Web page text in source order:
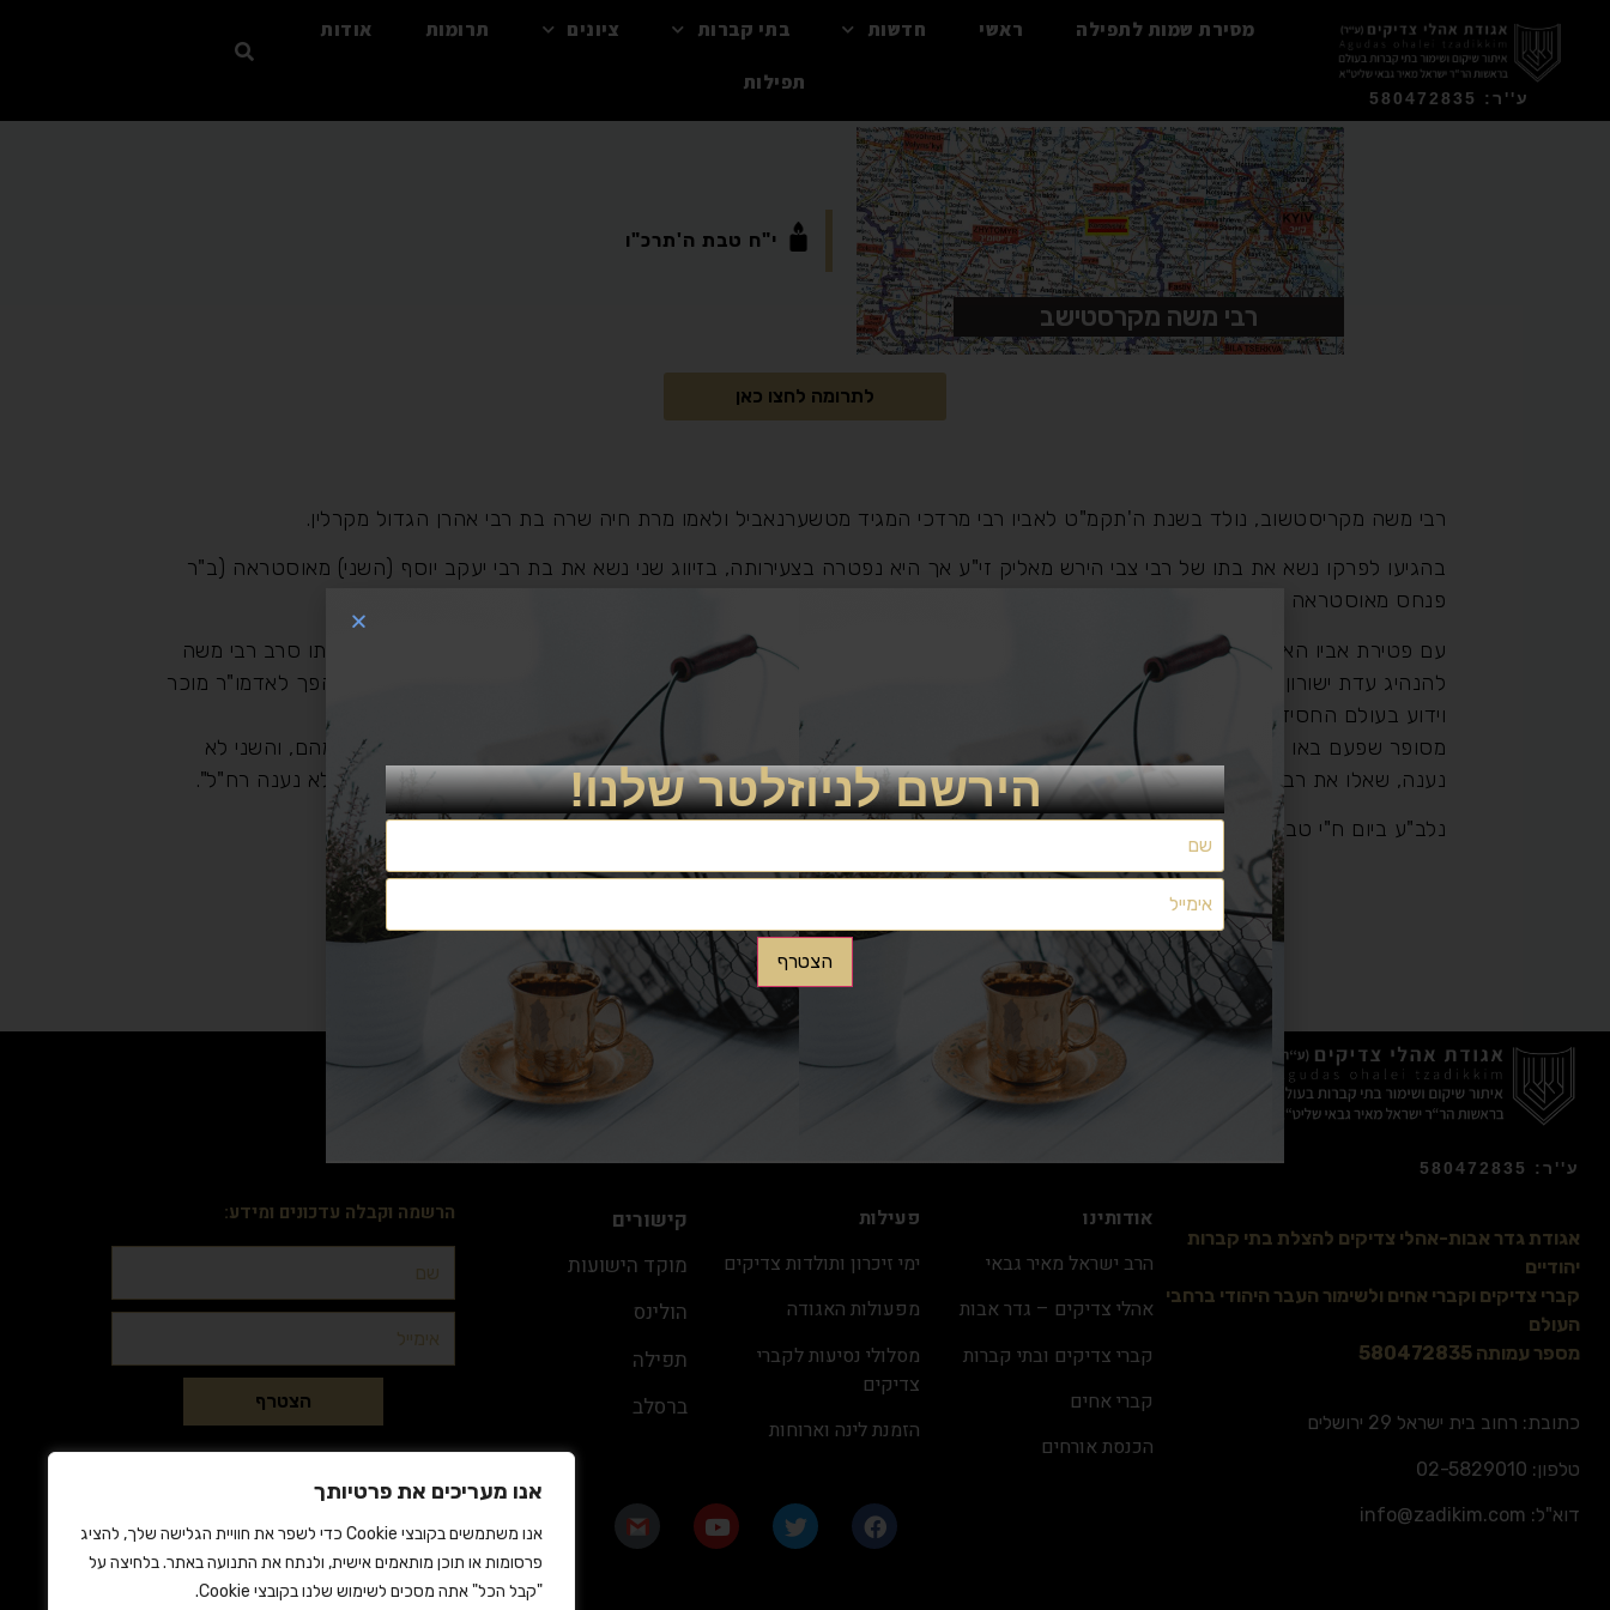
אנו מעריכים את פרטיותך
אנו משתמשים בקובצי Cookie כדי לשפר את חוויית הגלישה שלך, להציג
פרסומות או תוכן מותאמים אישית, ולנתח את התנועה באתר. בלחיצה על
"קבל הכל" אתה מסכים לשימוש שלנו בקובצי Cookie.
ע''ר: 580472835
מסירת שמות לתפילה ראשי חדשות בתי קברות ציונים תרומות אודות
תפילות
רבי משה מקרסטישב
י"ח טבת ה'תרכ"ו
לתרומה לחצו כאן
רבי משה מקריסטשוב, נולד בשנת ה'תקמ"ט לאביו רבי מרדכי המגיד מטשערנאביל ולאמו מרת חיה שרה בת רבי אהרן הגדול מקרלין.
בהגיעו לפרקו נשא את בתו של רבי צבי הירש מאליק זי"ע אך היא נפטרה בצעירותה, בזיווג שני נשא את בת רבי יעקב יוסף (השני) מאוסטראה (ב"ר
פנחס מאוסטראה ב"ר ייב"י מאוסטראה זי"ע).
עם פטירת אביו האדמו"ר רבי מרדכי המגיד מטשערנאביל, ביקשו החסידים להושיבו על כס אביו ולמנותו לאדמו"ר, אך מרוב ענוותנותו סרב רבי משה
להנהיג עדת ישורון ולשמש באדמורו"ת. אמנם כעבור איזה שנים עת עבר לעיר קרסטישוב החלו המון העם צובאים על פתחו, ומאז הפך לאדמו"ר מוכר
וידוע בעולם החסידות.
מסופר שפעם באו שני חסידים והזכירו לפניו את בקשותיהם, רבנו ברך את שניהם שיתמלאו בקשותיהם לטובה, לבסוף נענה אחד מהם, והשני לא
נענה, שאלו את רבנו לפשר הדבר נענה רבנו והסביר: "זה הראשון ענה אמן אחר ברכתי לכן הוא נענה, לא כן השני שלא ענה אמן לא נענה רח"ל".
נלב"ע ביום ח"י טבת תרכ"ו
ע''ר: 580472835
אגודת גדר אבות-אהלי צדיקים להצלת בתי קברות
יהודיים
קברי צדיקים וקברי אחים ולשימור העבר היהודי ברחבי
העולם
מספר עמותה 580472835
כתובת: רחוב בית ישראל 29 ירושלים
טלפון: 02-5829010
דוא"ל: info@zadikim.com
אודותינו
הרב ישראל מאיר גבאי
אהלי צדיקים – גדר אבות
קברי צדיקים ובתי קברות
קברי אחים
הכנסת אורחים
פעילות
ימי זיכרון ותולדות צדיקים
מפעולות האגודה
מסלולי נסיעות לקברי
צדיקים
הזמנת לינה וארוחות
קישורים
מוקד הישועות
הולינס
תפילה
ברסלב
הרשמה וקבלה עדכונים ומידע:
הצטרף
מצאתם משהו שלא מתפקד כמצופה? יש לכם הצעות ייעול?
השאירו לנו הודעה
בטופס הבא:
הירשם לניוזלטר שלנו!
הצטרף